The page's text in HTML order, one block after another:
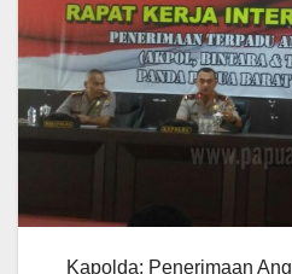
Kapolda: Penerimaan